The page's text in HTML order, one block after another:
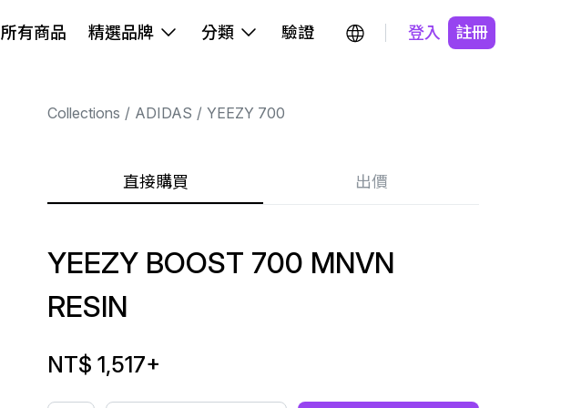
所有商品 精選品牌 分類 驗證 登入 註冊
Collections ADIDAS YEEZY 700
直接購買 出價
YEEZY BOOST 700 MNVN
RESIN
NT$ 1,517+